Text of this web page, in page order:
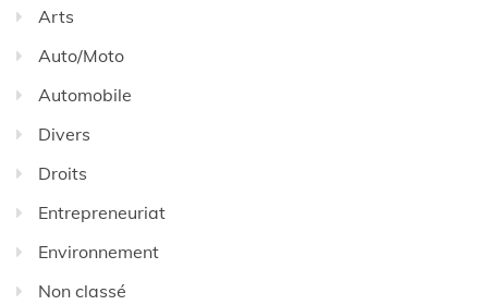
Arts
Auto/Moto
Automobile
Divers
Droits
Entrepreneuriat
Environnement
Non classé